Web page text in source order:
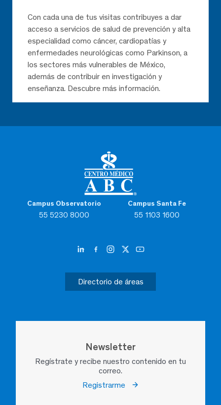
Campus Observatorio
55 5230 8000
Campus Santa Fe
55 1103 1600
Directorio de áreas
Newsletter
Regístrate y recibe nuestro contenido en tu
correo.
Registrarme
Con cada una de tus visitas contribuyes a dar
acceso a servicios de salud de prevención y alta
especialidad como cáncer, cardiopatías y
enfermedades neurológicas como Parkinson, a
los sectores más vulnerables de México,
además de contribuir en investigación y
enseñanza. Descubre más información.